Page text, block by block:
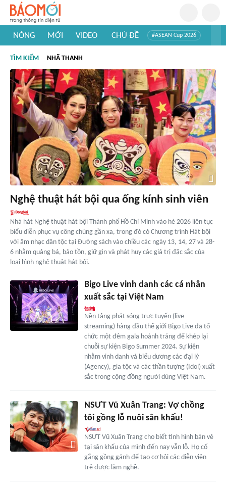
NÓNG MỚI VIDEO CHỦ ĐỀ #ASEAN Cup 2026
#Khám phá thế giới
TÌM KIẾM NHÃ THANH
Nghệ thuật hát bội qua ống kính sinh viên
Nhà hát Nghệ thuật hát bội Thành phố Hồ Chí Minh vào hè 2026 liên tục
biểu diễn phục vụ công chúng gần xa, trong đó có Chương trình Hát bội
với âm nhạc dân tộc tại Đường sách vào chiều các ngày 13, 14, 27 và 28-
6 nhằm quảng bá, bảo tồn, giữ gìn và phát huy các giá trị đặc sắc của
loại hình nghệ thuật hát bội.
Bigo Live vinh danh các cá nhân
xuất sắc tại Việt Nam
Nền tảng phát sóng trực tuyến (live
streaming) hàng đầu thế giới Bigo Live đã tổ
chức một đêm gala hoành tráng để khép lại
chuỗi sự kiện Bigo Summer 2024. Sự kiện
nhằm vinh danh và biểu dương các đại lý
(Agency), gia tộc và các thần tượng (Idol) xuất
sắc trong cộng đồng người dùng Việt Nam.
NSƯT Vũ Xuân Trang: Vợ chồng
tôi gồng lỗ nuôi sân khấu!
NSƯT Vũ Xuân Trang cho biết tình hình bán vé
tại sân khấu của mình đến nay vẫn lỗ. Họ cố
gắng gồng gánh để tạo cơ hội các diễn viên
trẻ được làm nghề.